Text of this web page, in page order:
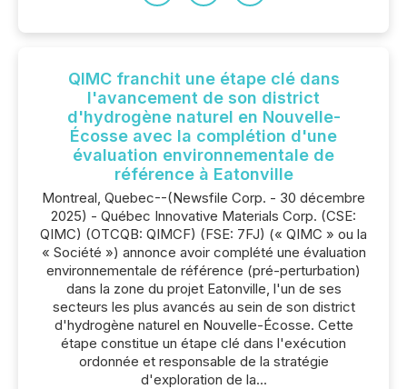
QIMC franchit une étape clé dans
l'avancement de son district
d'hydrogène naturel en Nouvelle-
Écosse avec la complétion d'une
évaluation environnementale de
référence à Eatonville
Montreal, Quebec--(Newsfile Corp. - 30 décembre
2025) - Québec Innovative Materials Corp. (CSE:
QIMC) (OTCQB: QIMCF) (FSE: 7FJ) (« QIMC » ou la
« Société ») annonce avoir complété une évaluation
environnementale de référence (pré-perturbation)
dans la zone du projet Eatonville, l'un de ses
secteurs les plus avancés au sein de son district
d'hydrogène naturel en Nouvelle-Écosse. Cette
étape constitue un étape clé dans l'exécution
ordonnée et responsable de la stratégie
d'exploration de la...